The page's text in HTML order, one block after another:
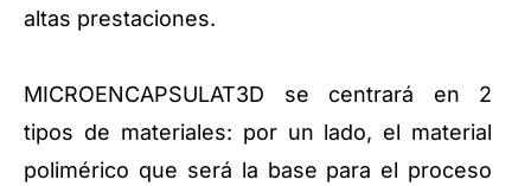
altas prestaciones.
MICROENCAPSULAT3D se centrará en 2
tipos de materiales: por un lado, el material
polimérico que será la base para el proceso